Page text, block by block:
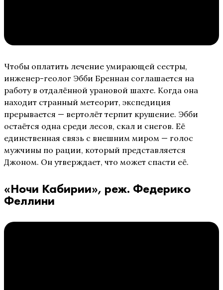
Чтобы оплатить лечение умирающей сестры,
инженер-геолог Эбби Бреннан соглашается на
работу в отдалённой урановой шахте. Когда она
находит странный метеорит, экспедиция
прерывается — вертолёт терпит крушение. Эбби
остаётся одна среди лесов, скал и снегов. Её
единственная связь с внешним миром — голос
мужчины по рации, который представляется
Джоном. Он утверждает, что может спасти её.
«Ночи Кабирии», реж. Федерико
Феллини